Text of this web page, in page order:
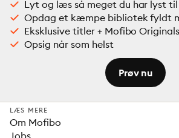
Lyt og læs så meget du har lyst til
Opdag et kæmpe bibliotek fyldt
Eksklusive titler + Mofibo Originals
Opsig når som helst
Prøv nu
LÆS MERE
Om Mofibo
Jobs